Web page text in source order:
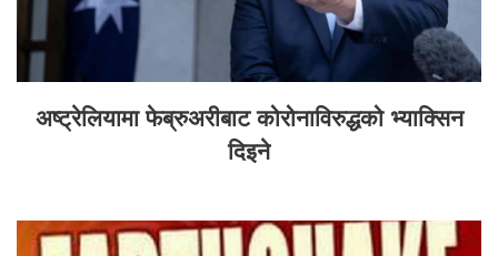
अष्ट्रेलियामा फेब्रुअरीबाट कोरोनाविरुद्धको भ्याक्सिन
दिइने